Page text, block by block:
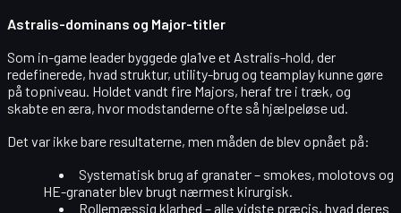
Astralis-dominans og Major-titler
Som in-game leader byggede gla1ve et Astralis-hold, der
redefinerede, hvad struktur, utility-brug og teamplay kunne gøre
på topniveau. Holdet vandt fire Majors, heraf tre i træk, og
skabte en æra, hvor modstanderne ofte så hjælpeløse ud.
Det var ikke bare resultaterne, men måden de blev opnået på:
Systematisk brug af granater – smokes, molotovs og
HE-granater blev brugt nærmest kirurgisk.
Rollemæssig klarhed – alle vidste præcis, hvad deres